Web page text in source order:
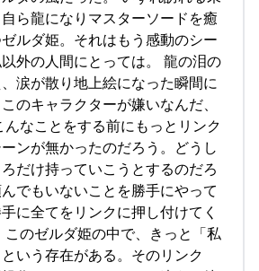
ら龍になりマスターソードを癒
ルダ姫。それはもう感動のシー
外の人間にとっては。 龍の泪の
涙が散り地上絵になった瞬間に
のキャラクターが嫌いなんだ、
んなことをする前にもっとリンク
ンが無かったのだろう。どうし
だけ持っていこうとするのだろ
でもいないことを勝手にやって
に全てをリンクに押し付けてく
このゼルダ姫の中で、きっと「私
いう存在がある。そのリンク